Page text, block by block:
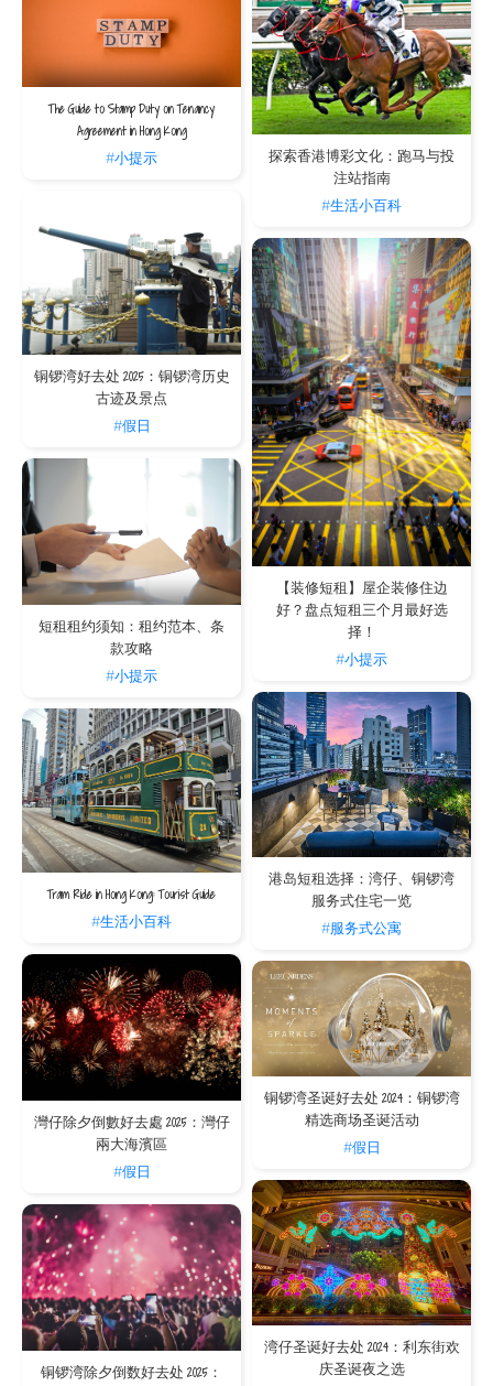
探索香港博彩文化：跑马与投
注站指南
#生活小百科
The Guide to Stamp Duty on Tenancy
Agreement in Hong Kong
#小提示
铜锣湾好去处 2025：铜锣湾历史
古迹及景点
#假日
【装修短租】屋企装修住边
好？盘点短租三个月最好选
择！
#小提示
短租租约须知：租约范本、条
款攻略
#小提示
港岛短租选择：湾仔、铜锣湾
服务式住宅一览
#服务式公寓
Tram Ride in Hong Kong: Tourist Guide
#生活小百科
灣仔除夕倒數好去處 2025：灣仔
兩大海濱區
#假日
铜锣湾圣诞好去处 2024：铜锣湾
精选商场圣诞活动
#假日
湾仔圣诞好去处 2024：利东街欢
庆圣诞夜之选
铜锣湾除夕倒数好去处 2025：